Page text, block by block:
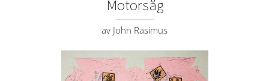
Motorsåg
av John Rasimus